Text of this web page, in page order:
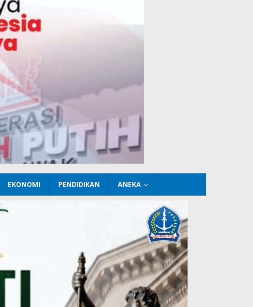
EKONOMI PENDIDIKAN ANEKA